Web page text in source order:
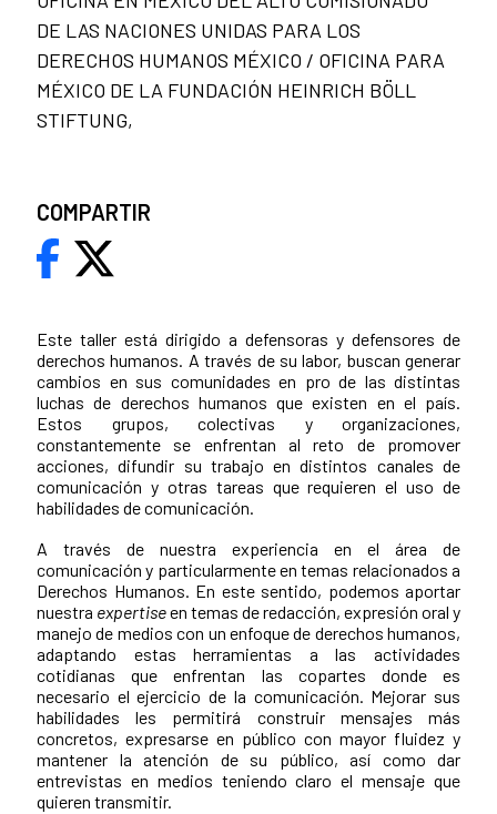
Este taller está dirigido a defensoras y defensores de
derechos humanos. A través de su labor, buscan generar
cambios en sus comunidades en pro de las distintas
luchas de derechos humanos que existen en el país.
Estos grupos, colectivas y organizaciones,
constantemente se enfrentan al reto de promover
acciones, difundir su trabajo en distintos canales de
comunicación y otras tareas que requieren el uso de
habilidades de comunicación.
A través de nuestra experiencia en el área de
comunicación y particularmente en temas relacionados a
Derechos Humanos. En este sentido, podemos aportar
nuestra expertiseen temas de redacción, expresión oral y
manejo de medios con un enfoque de derechos humanos,
adaptando estas herramientas a las actividades
cotidianas que enfrentan las copartes donde es
necesario el ejercicio de la comunicación. Mejorar sus
habilidades les permitirá construir mensajes más
concretos, expresarse en público con mayor fluidez y
mantener la atención de su público, así como dar
entrevistas en medios teniendo claro el mensaje que
quieren transmitir.
DE LAS NACIONES UNIDAS PARA LOS
DERECHOS HUMANOS MÉXICO / OFICINA PARA
MÉXICO DE LA FUNDACIÓN HEINRICH BÖLL
STIFTUNG,
COMPARTIR